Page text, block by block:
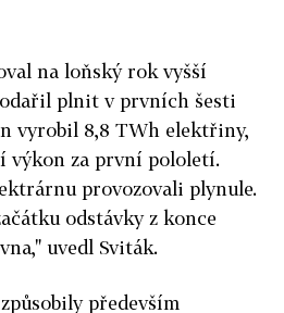
na loňský rok vyšší
plnit v prvních šesti
vyrobil 8,8 TWh elektřiny,
výkon za první pololetí.
provozovali plynule.
odstávky z konce
uvedl Sviták.
především